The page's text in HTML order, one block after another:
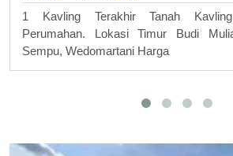
1 Kavling Terakhir Tanah
Perumahan. Lokasi Timur Budi
Sempu, Wedomartani Harga